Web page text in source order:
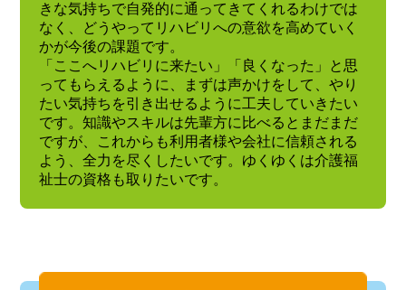
きな気持ちで自発的に通ってきてくれるわけでは
なく、どうやってリハビリへの意欲を高めていく
かが今後の課題です。
「ここへリハビリに来たい」「良くなった」と思
ってもらえるように、まずは声かけをして、やり
たい気持ちを引き出せるように工夫していきたい
です。知識やスキルは先輩方に比べるとまだまだ
ですが、これからも利用者様や会社に信頼される
よう、全力を尽くしたいです。ゆくゆくは介護福
祉士の資格も取りたいです。